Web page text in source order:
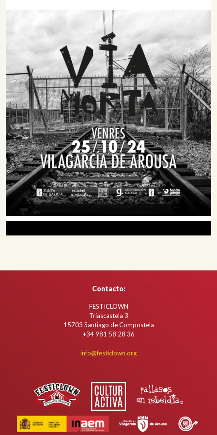
Contacto:
FESTICLOWN
Triascastela 3
15703 Santiago de Compostela
+34981 58 28 36
info@festiclown.org